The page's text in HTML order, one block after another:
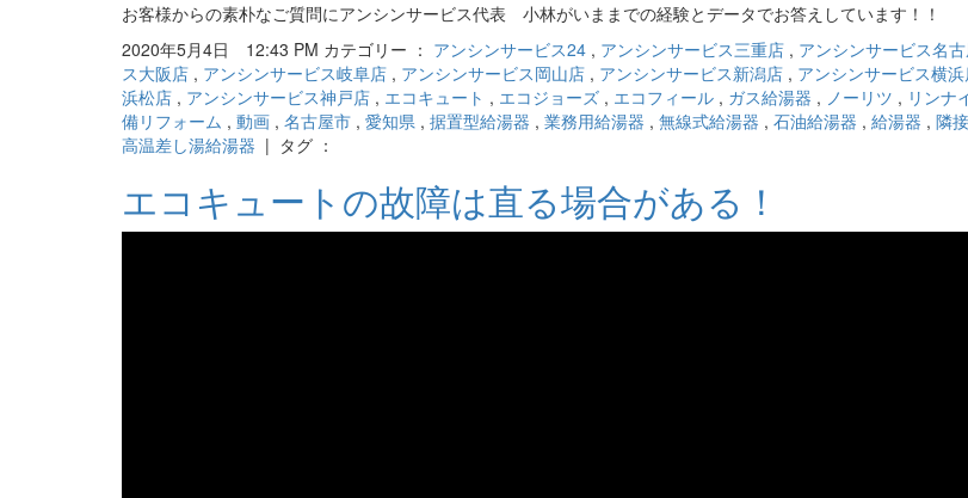
お客様からの素朴なご質問にアンシンサービス代表 小林がいままでの経験とデータでお答えしています！！
2020年5月4日 12:43 PM カテゴリー ： アンシンサービス24 , アンシンサービス三重店 , アンシンサービス名
ス大阪店 , アンシンサービス岐阜店 , アンシンサービス岡山店 , アンシンサービス新潟店 , アンシンサービス横
浜松店 , アンシンサービス神戸店 , エコキュート , エコジョーズ , エコフィール , ガス給湯器 , ノーリツ , リンナ
備リフォーム , 動画 , 名古屋市 , 愛知県 , 据置型給湯器 , 業務用給湯器 , 無線式給湯器 , 石油給湯器 , 給湯器 , 隣
高温差し湯給湯器 | タグ ：
エコキュートの故障は直る場合がある！